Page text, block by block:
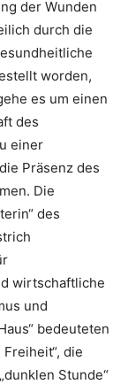
der Wunden
durch die
worden,
es um einen
des
einer
Präsenz des
Die
des
wirtschaftliche
und
bedeuteten
die
Stunde“